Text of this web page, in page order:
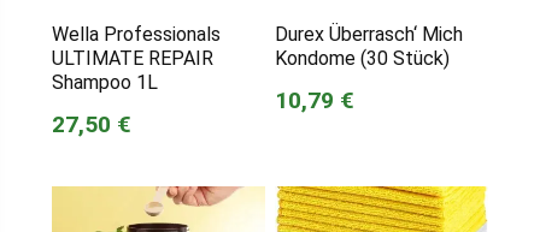
Wella Professionals
ULTIMATE REPAIR
Shampoo 1L
27,50 €
Durex Überrasch‘ Mich
Kondome (30 Stück)
10,79 €